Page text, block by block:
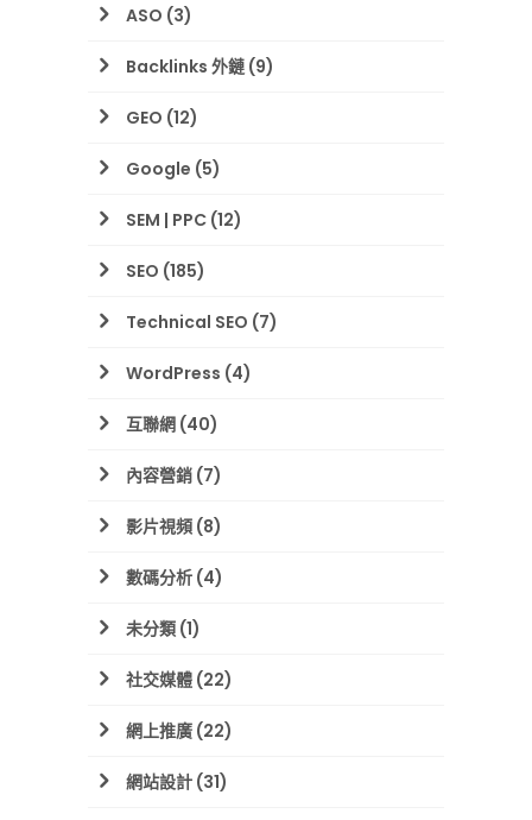
ASO (3)
Backlinks 外鏈(9)
GEO (12)
Google (5)
SEM | PPC (12)
SEO (185)
Technical SEO (7)
WordPress (4)
互聯網 (40)
內容營銷 (7)
影片視頻 (8)
數碼分析 (4)
未分類 (1)
社交媒體 (22)
網上推廣 (22)
網站設計 (31)